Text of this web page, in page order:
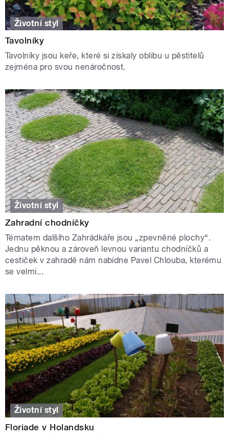
Životní styl
Tavolníky
Tavolníky jsou keře, které si získaly oblibu u pěstitelů
zejména pro svou nenáročnost.
Životní styl
Zahradní chodníčky
Tématem dalšího Zahrádkáře jsou „zpevněné plochy“.
Jednu pěknou a zároveň levnou variantu chodníčků a
cestiček v zahradě nám nabídne Pavel Chlouba, kterému
se velmi...
Životní styl
Floriade v Holandsku